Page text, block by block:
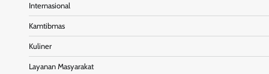
Internasional
Kamtibmas
Kuliner
Layanan Masyarakat